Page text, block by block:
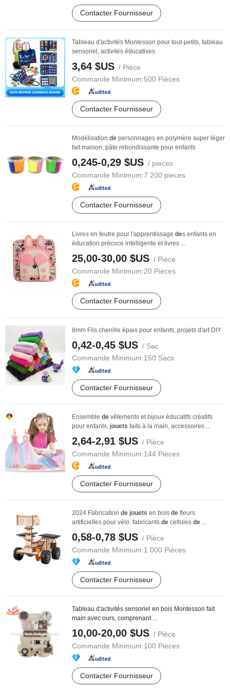
Contacter Fournisseur
Tableau d'activités Montessori pour tout-petits, tableau
sensoriel, activités éducatives
3,64 $US / Pièce
Commande Minimum:500 Pièces
Contacter Fournisseur
Modélisation de personnages en polymère super léger
fait maison, pâte rebondissante pour enfants
0,245-0,29 $US / pieces
Commande Minimum:7 200 pieces
Contacter Fournisseur
Livres en feutre pour l'apprentissage des enfants en
éducation précoce intelligente et livres ...
25,00-30,00 $US / Pièce
Commande Minimum:20 Pièces
Contacter Fournisseur
8mm Fils chenille épais pour enfants, projets d'art DIY
0,42-0,45 $US / Sac
Commande Minimum:150 Sacs
Contacter Fournisseur
Ensemble de vêtements et bijoux éducatifs créatifs
pour enfants, jouets faits à la main, accessoires ...
2,64-2,91 $US / Pièce
Commande Minimum:144 Pièces
Contacter Fournisseur
2024 Fabrication de jouets en bois de fleurs
artificielles pour vélo, fabricants de cellules de ...
0,58-0,78 $US / Pièce
Commande Minimum:1 000 Pièces
Contacter Fournisseur
Tableau d'activités sensoriel en bois Montessori fait
main avec ours, comprenant ...
10,00-20,00 $US / Pièce
Commande Minimum:100 Pièces
Contacter Fournisseur